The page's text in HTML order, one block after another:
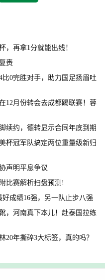
，再拿1分就能出线！
赉
0完胜对手，助力国足扬眉吐
12月份转会去成都踢联赛！蓉
续约，德转显示合同年底到期
杯冠军队搞定两位重量级新归
声明平息争议
比赛解析扫盘预测!
成绩16强，另一队止步八强
，河南真下本儿！赴泰国拉练
年撕碎3大标签，真的吗？